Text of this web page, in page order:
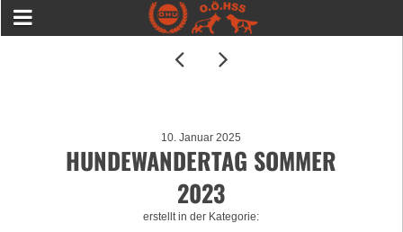
10. Januar 2025
HUNDEWANDERTAG SOMMER
2023
erstellt in der Kategorie: